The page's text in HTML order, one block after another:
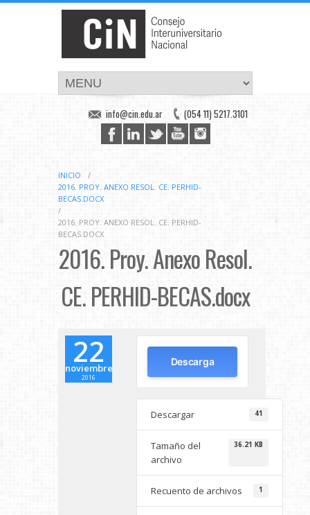
(054 11) 5217.3101
info@cin.edu.ar
INICIO
/
2016. PROY. ANEXO RESOL. CE. PERHID-
BECAS.DOCX
/
2016. PROY. ANEXO RESOL. CE. PERHID-
BECAS.DOCX
2016. Proy. Anexo Resol.
CE. PERHID-BECAS.docx
22
noviembre
2016
Descarga
Descargar 41
Tamaño del
archivo
36.21 KB
Recuento de archivos 1